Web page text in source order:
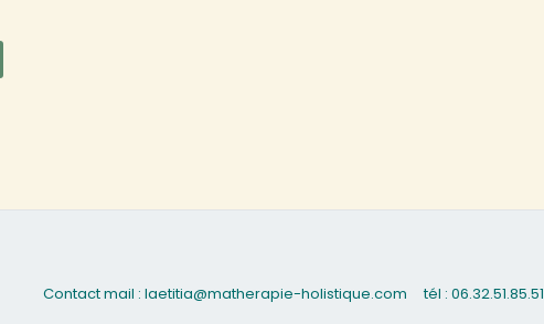
choisies
produit
Contact mail : laetitia@matherapie-holistique.comtél : 06.32.51.85.51